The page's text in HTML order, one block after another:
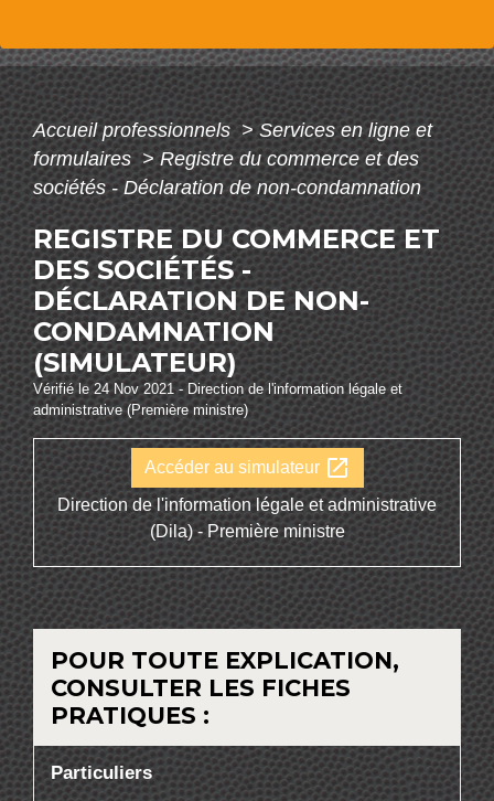
Accueil professionnels> Services en ligne et
formulaires> Registre du commerce et des
sociétés - Déclaration de non-condamnation
REGISTRE DU COMMERCE ET
DES SOCIÉTÉS -
DÉCLARATION DE NON-
CONDAMNATION
(SIMULATEUR)
Vérifié le 24 Nov 2021 - Direction de l'information légale et
administrative (Première ministre)
Accéder au simulateur open_in_new
Direction de l'information légale et administrative
(Dila) - Première ministre
POUR TOUTE EXPLICATION,
CONSULTER LES FICHES
PRATIQUES :
Particuliers